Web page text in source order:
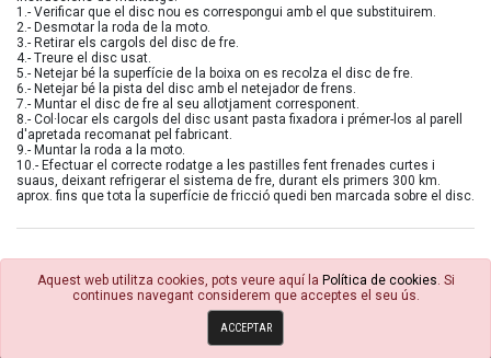
1.- Verificar que el disc nou es correspongui amb el que substituirem.
2.- Desmotar la roda de la moto.
3.- Retirar els cargols del disc de fre.
4.- Treure el disc usat.
5.- Netejar bé la superfície de la boixa on es recolza el disc de fre.
6.- Netejar bé la pista del disc amb el netejador de frens.
7.- Muntar el disc de fre al seu allotjament corresponent.
8.- Col·locar els cargols del disc usant pasta fixadora i prémer-los al parell
d'apretada recomanat pel fabricant.
9.- Muntar la roda a la moto.
10.- Efectuar el correcte rodatge a les pastilles fent frenades curtes i
suaus, deixant refrigerar el sistema de fre, durant els primers 300 km.
aprox. fins que tota la superfície de fricció quedi ben marcada sobre el disc.
Avisos Legals
Aquest web utilitza cookies, pots veure aquí la Política de cookies . Si
continues navegant considerem que acceptes el seu ús.
ACCEPTAR